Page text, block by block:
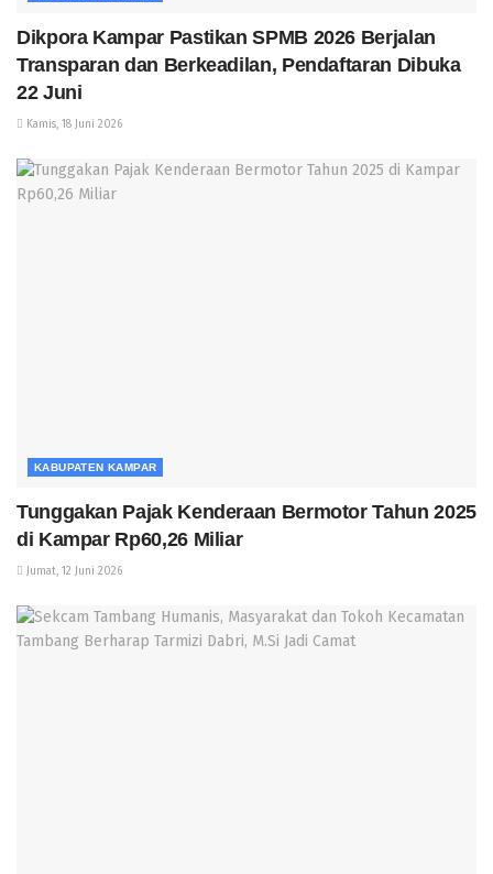
Dikpora Kampar Pastikan SPMB 2026 Berjalan
Transparan dan Berkeadilan, Pendaftaran Dibuka
22 Juni
Kamis, 18 Juni 2026
KABUPATEN KAMPAR
Tunggakan Pajak Kenderaan Bermotor Tahun 2025
di Kampar Rp60,26 Miliar
Jumat, 12 Juni 2026